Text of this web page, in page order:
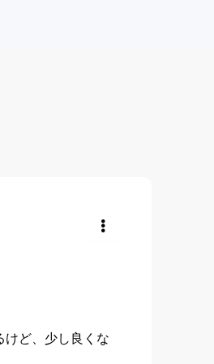
けど、少し良くな